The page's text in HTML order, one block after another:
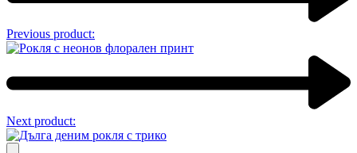
Previous product:
Next product: